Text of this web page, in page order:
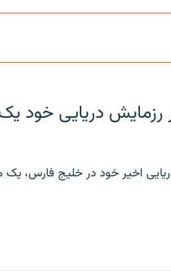
رزمایش دریایی
اخیر خود در خلیج فارس،